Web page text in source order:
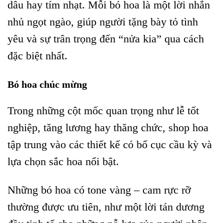
dâu hay tím nhạt. Mỗi bó hoa là một lời nhắn
nhủ ngọt ngào, giúp người tặng bày tỏ tình
yêu và sự trân trọng đến “nửa kia” qua cách
đặc biệt nhất.
Bó hoa chúc mừng
Trong những cột mốc quan trọng như lễ tốt
nghiệp, tăng lương hay thăng chức, shop hoa
tập trung vào các thiết kế có bố cục cầu kỳ và
lựa chọn sắc hoa nổi bật.
Những bó hoa có tone vàng – cam rực rỡ
thường được ưu tiên, như một lời tán dương